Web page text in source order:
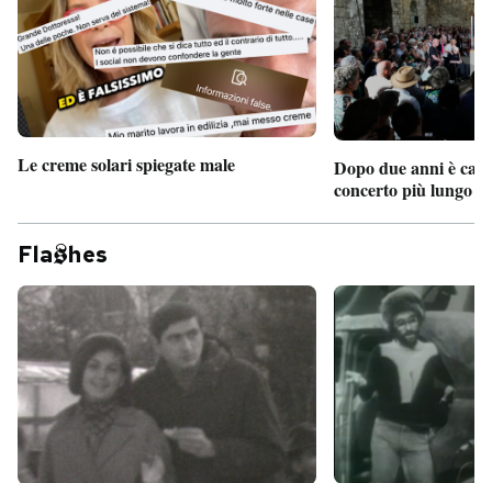
Le creme solari spiegate male
Dopo due anni è
concerto più lungo
Fla hes